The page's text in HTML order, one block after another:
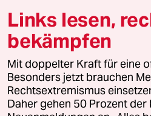
© 2026 taz Verlags und Vertriebs
Alle Rechte vorbehalten. Bei rechtlichen
wenden Sie sich bitte an
lizenzen@taz.de
Feedback Redaktionsstatut
Links lesen,
bekämpfen
Mit doppelter Kraft für eine
Besonders jetzt brauchen
Rechtsextremismus
Daher gehen 50 Prozent der